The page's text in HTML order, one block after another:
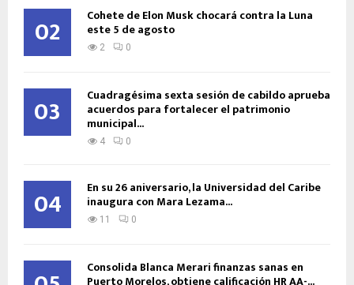
02 Cohete de Elon Musk chocará contra la Luna
este 5 de agosto
2 0
03 Cuadragésima sexta sesión de cabildo aprueba
acuerdos para fortalecer el patrimonio
municipal...
4 0
04 En su 26 aniversario, la Universidad del Caribe
inaugura con Mara Lezama...
11 0
Consolida Blanca Merari finanzas sanas en